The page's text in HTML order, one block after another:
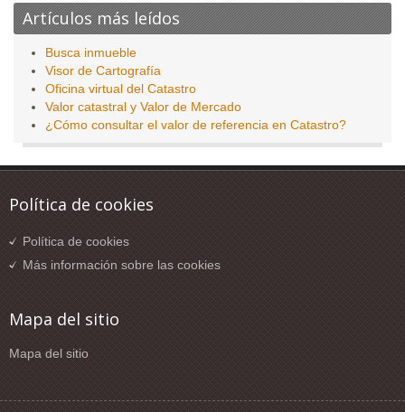
Artículos más leídos
Busca inmueble
Visor de Cartografía
Oficina virtual del Catastro
Valor catastral y Valor de Mercado
¿Cómo consultar el valor de referencia en Catastro?
Política de cookies
Política de cookies
Más información sobre las cookies
Mapa del sitio
Mapa del sitio